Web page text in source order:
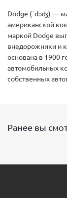
Dodge (ˈdɔʤ) —
американской
маркой Dodge
внедорожники и
основана в 1900
автомобильных
собственных
Ранее вы